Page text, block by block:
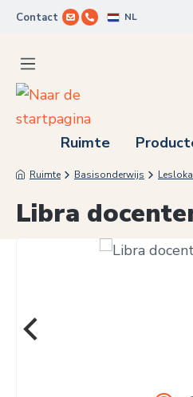
Ga naar de hoofdinhoud
Contact NL
Ruimte
Ruimte Basisonderwijs
Libra
Afbeeldingengalerij